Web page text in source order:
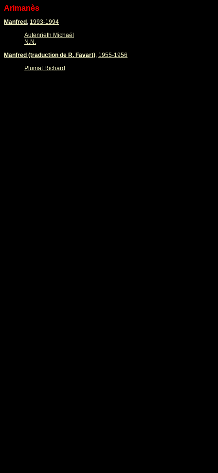
Arimanès
Manfred , 1993-1994
Autenrieth Michaël
N.N.
Manfred (traduction de R. Favart), 1955-1956
Plumat Richard